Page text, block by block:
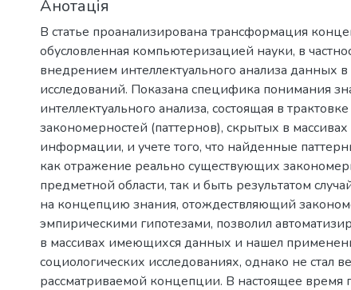
Анотація
В статье проанализирована трансформация
обусловленная компьютеризацией науки, в
внедрением интеллектуального анализа данных
исследований. Показана специфика понимания
интеллектуального анализа, состоящая в
закономерностей (паттернов), скрытых в
информации, и учете того, что найденные
как отражение реально существующих
предметной области, так и быть результатом
на концепцию знания, отождествляющий
эмпирическими гипотезами, позволил
в массивах имеющихся данных и нашел
социологических исследованиях, однако не стал
рассматриваемой концепции. В настоящее время